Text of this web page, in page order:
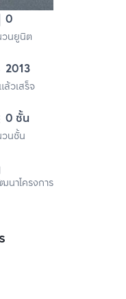
0
วนยูนิต
2013
วเสร็จ
0 ชั้น
นชั้น
นาโครงการ